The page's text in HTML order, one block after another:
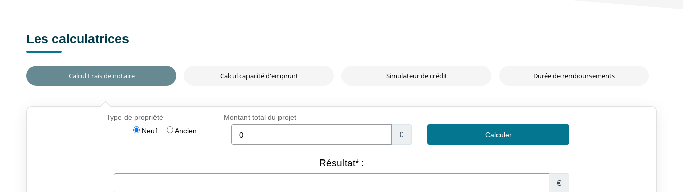
Les calculatrices
Calcul Frais de notaire Calcul capacité d'emprunt Simulateur de crédit Durée de remboursements